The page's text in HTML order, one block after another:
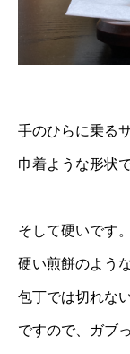
手のひらに乗る
巾着ような形状で
そして硬いです。
硬い煎餅のよう
包丁では切れな
ですので、ガブ